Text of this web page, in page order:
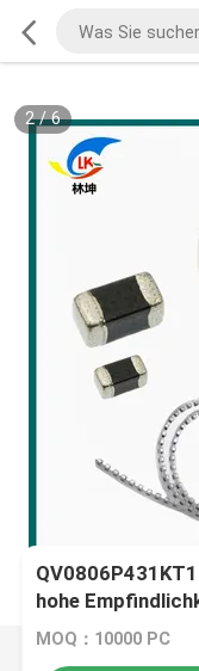
2/6
hohe
Stromleitung
MOQ：10000 PC